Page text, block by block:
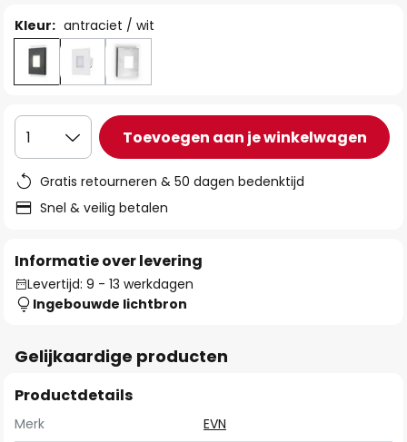
Kleur: antraciet / wit
1 Toevoegen aan je winkelwagen
Gratis retourneren & 50 dagen bedenktijd
Snel & veilig betalen
Informatie over levering
Levertijd: 9 - 13 werkdagen
Ingebouwde lichtbron
Gelijkaardige producten
Productdetails
Merk
EVN